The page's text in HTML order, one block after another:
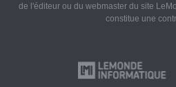
de l'éditeur ou du webmaster du site
constitue une